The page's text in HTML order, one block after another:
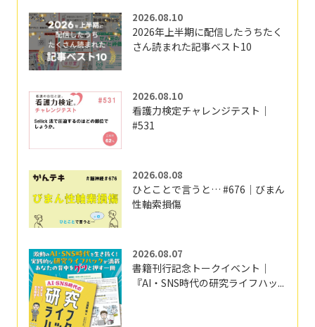
2026.08.10
2026年上半期に配信したうちたく
さん読まれた記事ベスト10
2026.08.10
看護力検定チャレンジテスト｜
#531
2026.08.08
ひとことで言うと… #676｜びまん
性軸索損傷
2026.08.07
書籍刊行記念トークイベント｜
『AI・SNS時代の研究ライフハッ...